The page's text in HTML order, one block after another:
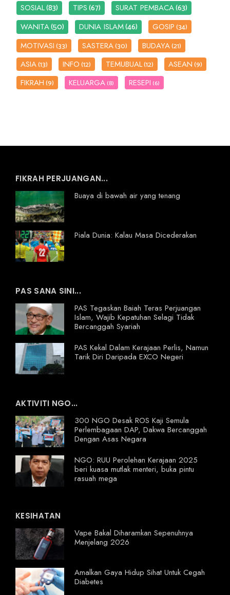
SOSIAL(83) TIPS(67) SURAT PEMBACA(63)
WANITA(50) DUNIA ISLAM(46) GOSIP(34)
MOTIVASI(33) SASTERA(30) BUDAYA(21)
ASIA(13) INFO(12) TEMUBUAL(12) ASEAN(9)
FIKRAH(9) KELUARGA (8) RESEPI (6)
FIKRAH PERJUANGAN...
Buaya di bawah air yang tenang
Piala Dunia: Kalau Masa Dicederakan
PAS SANA SINI...
PAS Tegaskan Baiah Teras Perjuangan
Islam, Wajib Kepatuhan Selagi Tidak
Bercanggah Syariah
PAS Kekal Dalam Kerajaan Perlis, Namun
Tarik Diri Daripada EXCO Negeri
AKTIVITI NGO...
300 NGO Desak ROS Kaji Semula
Perlembagaan DAP, Dakwa Bercanggah
Dengan Asas Negara
NGO: RUU Perolehan Kerajaan 2025
beri kuasa mutlak menteri, buka pintu
rasuah mega
KESIHATAN
Vape Bakal Diharamkan Sepenuhnya
Menjelang 2026
Amalkan Gaya Hidup Sihat Untuk Cegah
Diabetes